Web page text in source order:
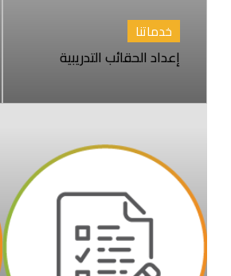
خدماتنا
إعداد الحقائب التدريبية